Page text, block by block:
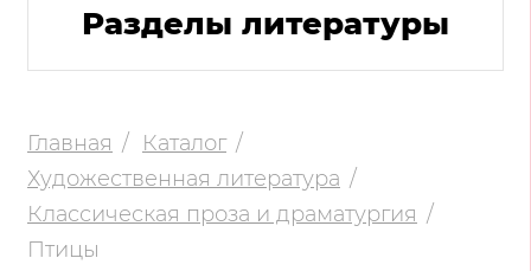
Разделы литературы
Главная
Каталог
Художественная литература
Классическая проза и драматургия
Птицы